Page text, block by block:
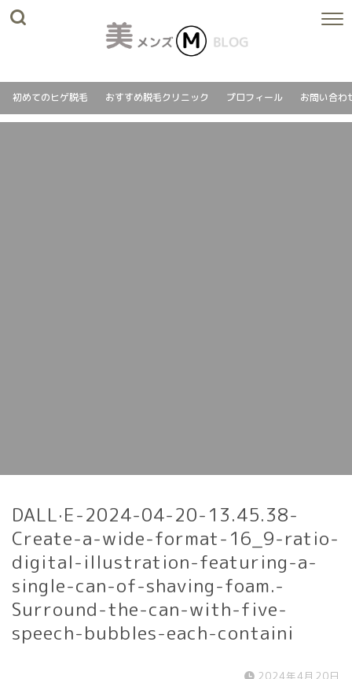
初めてのヒゲ脱毛 おすすめ脱毛クリニック プロフィール お問い合わ
DALL·E-2024-04-20-13.45.38-
Create-a-wide-format-16_9-ratio-
digital-illustration-featuring-a-
single-can-of-shaving-foam.-
Surround-the-can-with-five-
speech-bubbles-each-containi
2024年4月20日